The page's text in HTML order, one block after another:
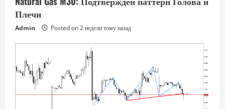
Плечи
Admin Posted on 2 недели тому назад